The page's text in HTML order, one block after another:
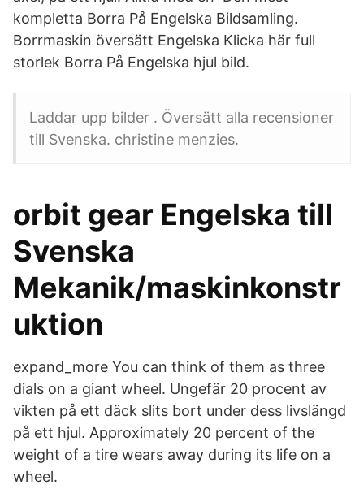
kompletta Borra På Engelska Bildsamling.
Borrmaskin översätt Engelska Klicka här full
storlek Borra På Engelska hjul bild.
Laddar upp bilder . Översätt alla recensioner
till Svenska. christine menzies.
orbit gear Engelska till
Svenska
Mekanik/maskinkonstr
uktion
expand_more You can think of them as three
dials on a giant wheel. Ungefär 20 procent av
vikten på ett däck slits bort under dess livslängd
på ett hjul. Approximately 20 percent of the
weight of a tire wears away during its life on a
wheel.